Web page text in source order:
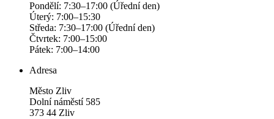
Pondělí: 7:30–17:00 (Úřední den)
Úterý: 7:00–15:30
Středa: 7:30–17:00 (Úřední den)
Čtvrtek: 7:00–15:00
Pátek: 7:00–14:00
Adresa
Město Zliv
Dolní náměstí 585
373 44 Zliv